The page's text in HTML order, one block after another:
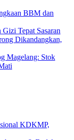
BBM dan
Tepat Sasaran
Dikandangkan,
Magelang: Stok
KDKMP,